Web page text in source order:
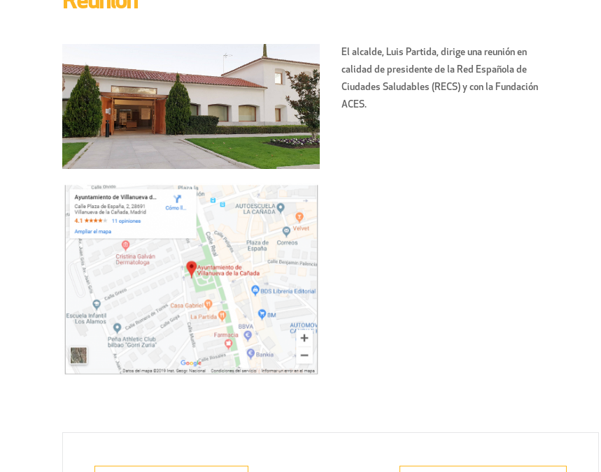
El alcalde, Luis Partida, dirige una reunión en
calidad de presidente de la Red Española de
Ciudades Saludables (RECS) y con la Fundación
ACES.